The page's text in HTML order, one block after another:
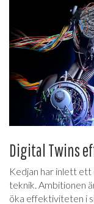
Digital Twins
Kedjan har inlett ett
teknik. Ambitionen
öka effektiviteten i